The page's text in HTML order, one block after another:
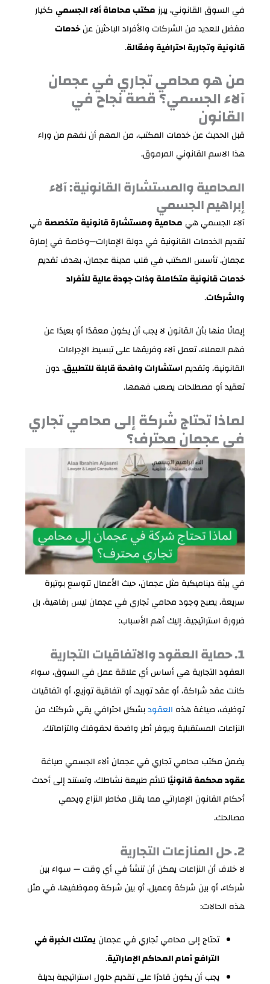
في السوق القانوني، يبرزمكتب محاماة ألاء الجسميكخيار
مفضل للعديد من الشركات والأفراد الباحثين عنخدمات
قانونية وتجارية احترافية وفعّالة.
من هو محامي تجاري في عجمان
آلاء الجسمي؟ قصة نجاح في
القانون
قبل الحديث عن خدمات المكتب، من المهم أن نفهم من وراء
هذا الاسم القانوني المرموق.
المحامية والمستشارة القانونية: آلاء
إبراهيم الجسمي
آلاء الجسمي هي محامية ومستشارة قانونية متخصصة في
تقديم الخدمات القانونية في دولة الإمارات—وخاصة في إمارة
عجمان. تأسس المكتب في قلب مدينة عجمان، بهدف تقديم
خدمات قانونية متكاملة وذات جودة عالية للأفراد
والشركات.
إيمانًا منها بأن القانون لا يجب أن يكون معقدًا أو بعيدًا عن
فهم العملاء، تعمل آلاء وفريقها على تبسيط الإجراءات
القانونية، وتقديماستشارات واضحة قابلة للتطبيق، دون
تعقيد أو مصطلحات يصعب فهمها.
لماذا تحتاج شركة إلى محامي تجاري
في عجمان محترف؟
في بيئة ديناميكية مثل عجمان، حيث الأعمال تتوسع بوتيرة
سريعة، يصبح وجود محامي تجاري في عجمان ليس رفاهية، بل
ضرورة استراتيجية. إليك أهم الأسباب:
1. حماية العقود والاتفاقيات التجارية
العقود التجارية هي أساس أي علاقة عمل في السوق، سواء
كانت عقد شراكة، أو عقد توريد، أو اتفاقية توزيع، أو اتفاقيات
توظيف، صياغة هذه العقودبشكل احترافي يقي شركتك من
النزاعات المستقبلية ويوفر أطر واضحة لحقوقك والتزاماتك.
يضمن مكتب محامي تجاري في عجمان ألاء الجسمي صياغة
عقود محكمة قانونيًاتلائم طبيعة نشاطك، وتستند إلى أحدث
أحكام القانون الإماراتي مما يقلل مخاطر النزاع ويحمي
مصالحك.
2. حل المنازعات التجارية
لا خلاف أن النزاعات يمكن أن تنشأ في أي وقت — سواء بين
شركاء، أو بين شركة وعميل، أو بين شركة وموظفيها، في مثل
هذه الحالات:
تحتاج إلى محامي تجاري في عجمانيمتلك الخبرة في
الترافع أمام المحاكم الإماراتية.
يجب أن يكون قادرًا على تقديم حلول استراتيجية بديلة